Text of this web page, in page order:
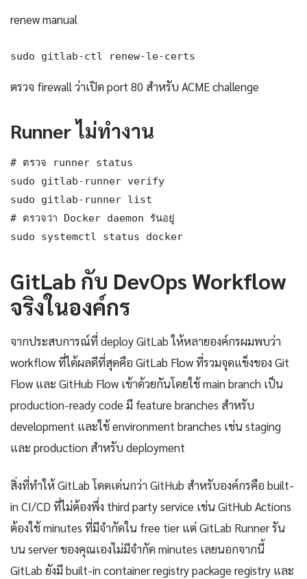
renew manual
sudo gitlab-ctl renew-le-certs
ตรวจ firewall ว่าเปิด port 80 สำหรับ ACME challenge
Runner ไม่ทำงาน
# ตรวจ runner status
sudo gitlab-runner verify
sudo gitlab-runner list
# ตรวจว่า Docker daemon รันอยู่
sudo systemctl status docker
GitLab กับ DevOps Workflow
จริงในองค์กร
จากประสบการณ์ที่ deploy GitLab ให้หลายองค์กรผมพบว่า
workflow ที่ได้ผลดีที่สุดคือ GitLab Flow ที่รวมจุดแข็งของ Git
Flow และ GitHub Flow เข้าด้วยกันโดยใช้ main branch เป็น
production-ready code มี feature branches สำหรับ
development และใช้ environment branches เช่น staging
และ production สำหรับ deployment
สิ่งที่ทำให้ GitLab โดดเด่นกว่า GitHub สำหรับองค์กรคือ built-
in CI/CD ที่ไม่ต้องพึ่ง third party service เช่น GitHub Actions
ต้องใช้ minutes ที่มีจำกัดใน free tier แต่ GitLab Runner รัน
บน server ของคุณเองไม่มีจำกัด minutes เลยนอกจากนี้
GitLab ยังมี built-in container registry package registry และ